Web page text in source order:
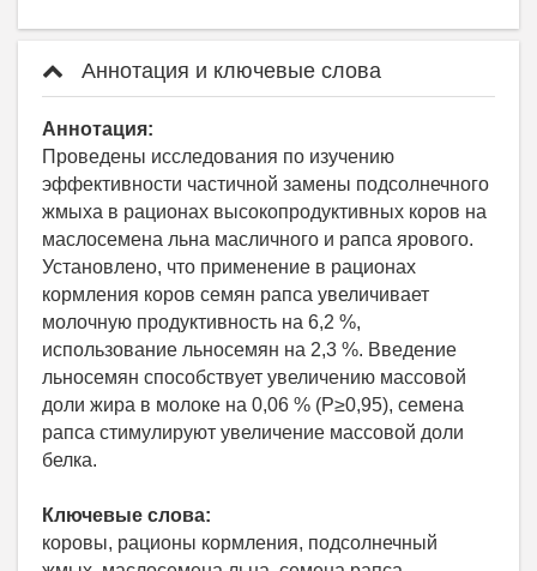
Аннотация и ключевые слова
Аннотация:
Проведены исследования по изучению
эффективности частичной замены подсолнечного
жмыха в рационах высокопродуктивных коров на
маслосемена льна масличного и рапса ярового.
Установлено, что применение в рационах
кормления коров семян рапса увеличивает
молочную продуктивность на 6,2 %,
использование льносемян на 2,3 %. Введение
льносемян способствует увеличению массовой
доли жира в молоке на 0,06 % (Р≥0,95), семена
рапса стимулируют увеличение массовой доли
белка.
Ключевые слова:
коровы, рационы кормления, подсолнечный